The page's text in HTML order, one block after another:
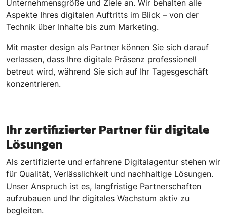
Unternehmensgröße und Ziele an. Wir behalten alle
Aspekte Ihres digitalen Auftritts im Blick – von der
Technik über Inhalte bis zum Marketing.
Mit master design als Partner können Sie sich darauf
verlassen, dass Ihre digitale Präsenz professionell
betreut wird, während Sie sich auf Ihr Tagesgeschäft
konzentrieren.
Ihr zertifizierter Partner für digitale
Lösungen
Als zertifizierte und erfahrene Digitalagentur stehen wir
für Qualität, Verlässlichkeit und nachhaltige Lösungen.
Unser Anspruch ist es, langfristige Partnerschaften
aufzubauen und Ihr digitales Wachstum aktiv zu
begleiten.